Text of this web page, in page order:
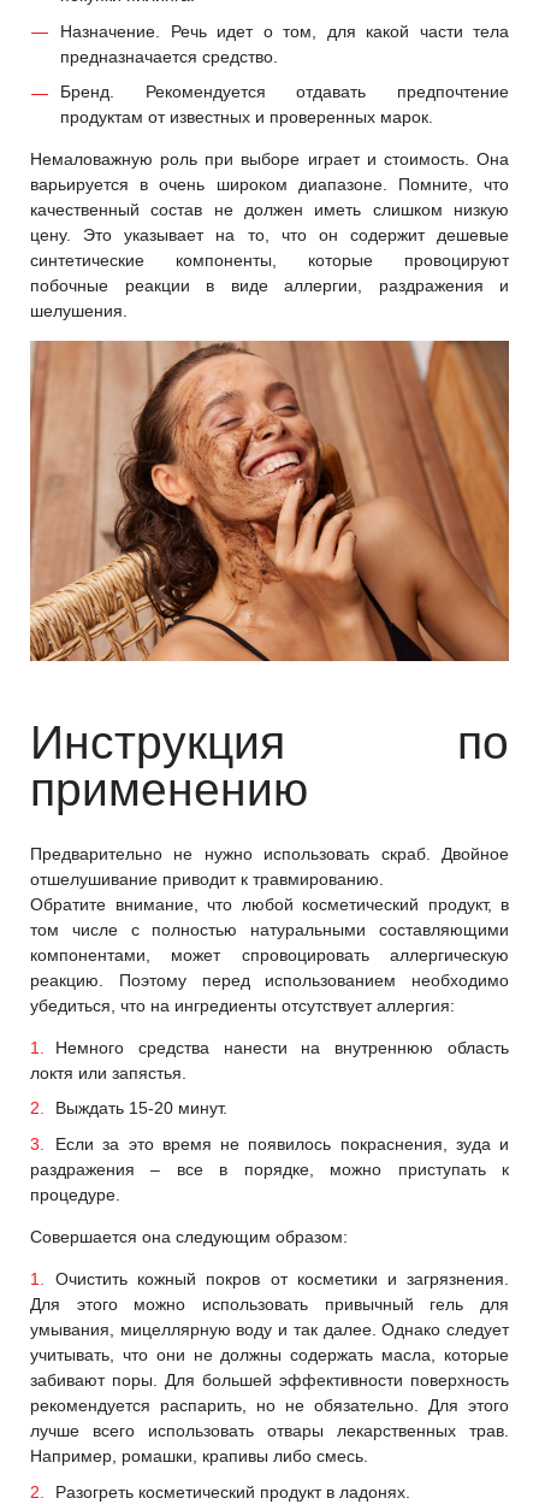
Назначение. Речь идет о том, для какой части тела
предназначается средство.
Бренд. Рекомендуется отдавать предпочтение
продуктам от известных и проверенных марок.
Немаловажную роль при выборе играет и стоимость. Она
варьируется в очень широком диапазоне. Помните, что
качественный состав не должен иметь слишком низкую
цену. Это указывает на то, что он содержит дешевые
синтетические компоненты, которые провоцируют
побочные реакции в виде аллергии, раздражения и
шелушения.
Инструкция по
применению
Предварительно не нужно использовать скраб. Двойное
отшелушивание приводит к травмированию.
Обратите внимание, что любой косметический продукт, в
том числе с полностью натуральными составляющими
компонентами, может спровоцировать аллергическую
реакцию. Поэтому перед использованием необходимо
убедиться, что на ингредиенты отсутствует аллергия:
Немного средства нанести на внутреннюю область
локтя или запястья.
Выждать 15-20 минут.
Если за это время не появилось покраснения, зуда и
раздражения – все в порядке, можно приступать к
процедуре.
Совершается она следующим образом:
Очистить кожный покров от косметики и загрязнения.
Для этого можно использовать привычный гель для
умывания, мицеллярную воду и так далее. Однако следует
учитывать, что они не должны содержать масла, которые
забивают поры. Для большей эффективности поверхность
рекомендуется распарить, но не обязательно. Для этого
лучше всего использовать отвары лекарственных трав.
Например, ромашки, крапивы либо смесь.
Разогреть косметический продукт в ладонях.